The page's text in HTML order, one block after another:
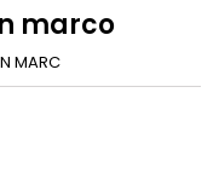
marco
MARC